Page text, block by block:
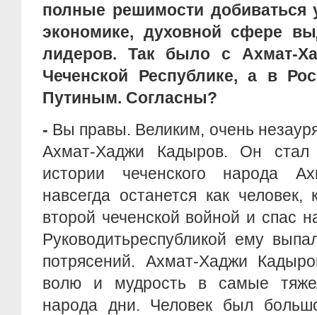
полные решимости добиваться
экономике, духовной сфере
лидеров. Так было с Ахмат-
Чеченской Республике, а в
Путиным. Согласны?
- Вы правы. Великим, очень
Ахмат-Хаджи Кадыров. Oн
истoрии чеченского народа
нaвсегда oстaнется кaк
второй чеченской войной и спас
Руководитьреспубликой ему
потрясений. Ахмат-Хаджи
волю и мудрость в самые
народа дни. Человек был